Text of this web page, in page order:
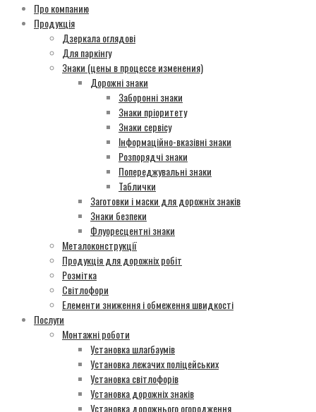
Про компанию
Продукція
Дзеркала оглядові
Для паркінгу
Знаки (цены в процессе изменения)
Дорожні знаки
Заборонні знаки
Знаки пріоритету
Знаки сервісу
Інформаційно-вказівні знаки
Розпорядчі знаки
Попереджувальні знаки
Таблички
Заготовки і маски для дорожніх знаків
Знаки безпеки
Флуоресцентні знаки
Металоконструкції
Продукція для дорожніх робіт
Розмітка
Світлофори
Елементи зниження і обмеження швидкості
Послуги
Монтажні роботи
Установка шлагбаумів
Установка лежачих поліцейських
Установка світлофорів
Установка дорожніх знаків
Установка дорожнього огородження